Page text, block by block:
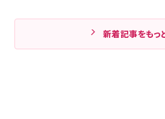
新着記事をもっ